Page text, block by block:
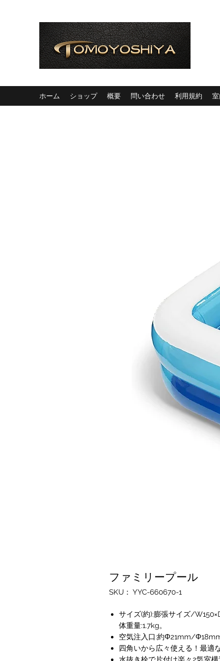
ホーム ショップ 概要 問い合わせ 利用規約
ファミリープール
SKU： YYC-660670-1
サイズ(約):膨張サイズ/
体重量:1.7kg。
空気注入口:約Φ21mm/
四角いから広々使える！最適